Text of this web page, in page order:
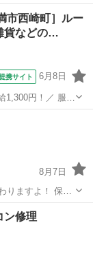
れば可能です。
対応になる場合
けたい 土地
市西崎町］ルー
貨などの…
携サイト 6月8日
円！／ 服装
◎ 作業中に、い
8月7日
りますよ！ 保証
区のみ🙏 1台
ン修理